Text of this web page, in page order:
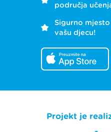
područja
Sigurno
vašu djecu!
Projekt je